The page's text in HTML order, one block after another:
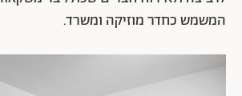
המשמש כחדר מוזיקה ומשרד.